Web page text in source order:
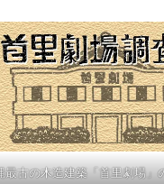
最古の木造建築「首里劇場」